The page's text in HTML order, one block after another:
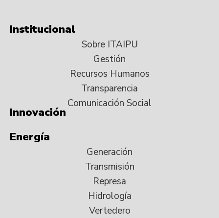
Institucional
Sobre ITAIPU
Gestión
Recursos Humanos
Transparencia
Comunicación Social
Innovación
Energía
Generación
Transmisión
Represa
Hidrología
Vertedero